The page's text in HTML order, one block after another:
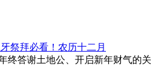
祭拜必看！农历十二月
终答谢土地公、开启新年财气的关